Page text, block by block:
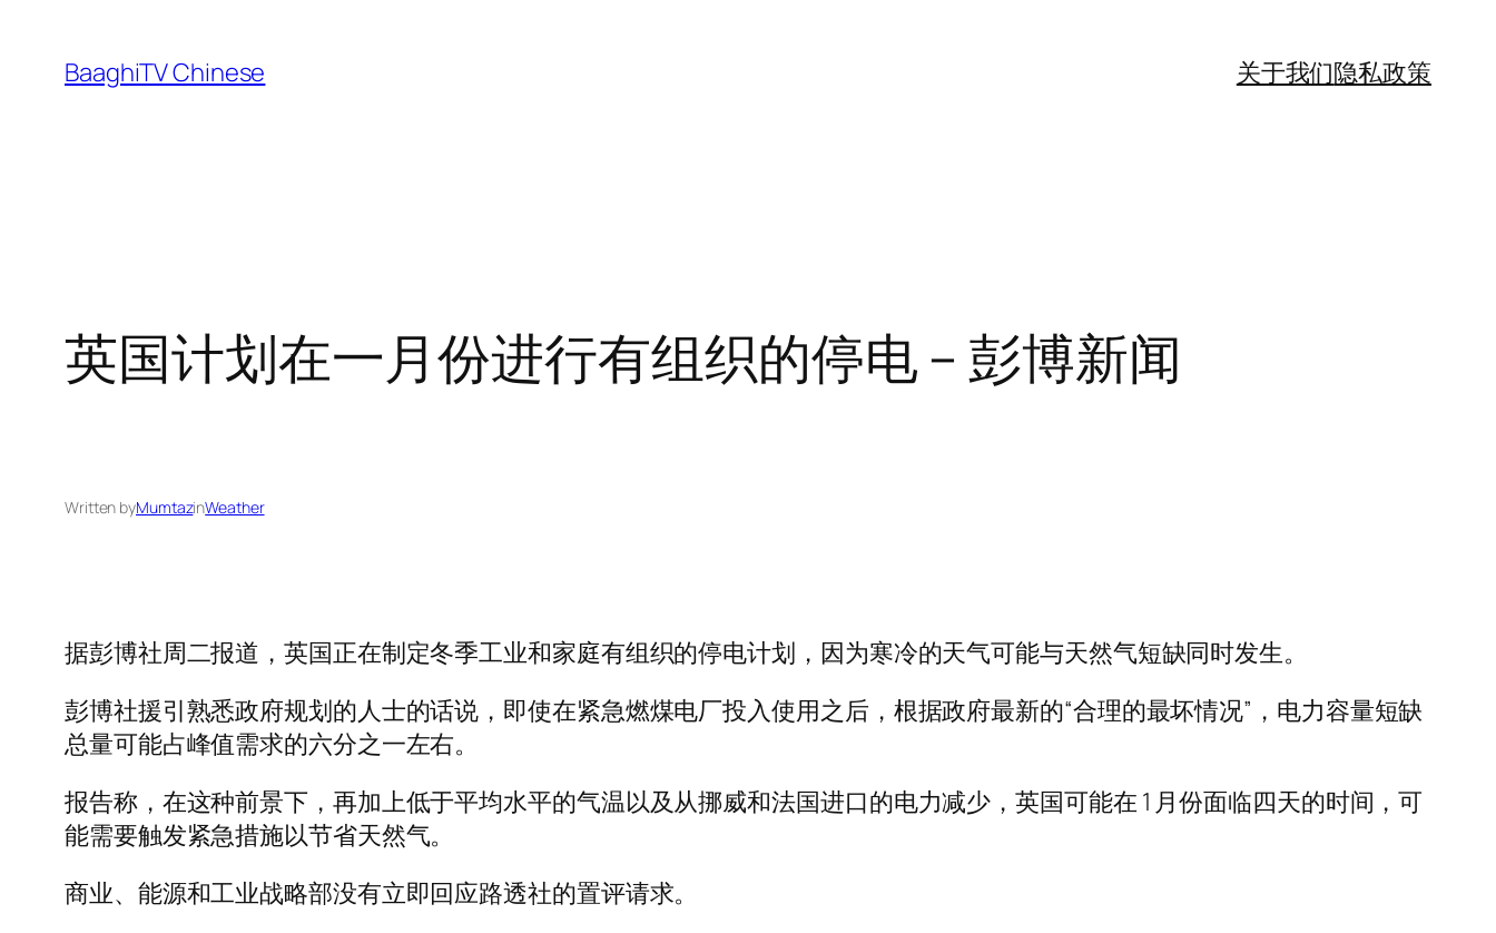
content
BaaghiTV Chinese 关于我们隐私政策
英国计划在一月份进行有组织的停电 – 彭博新闻
Written byMumtazinWeather
据彭博社周二报道，英国正在制定冬季工业和家庭有组织的停电计划，因为寒冷的天气可能与天然气短缺同时发生。
彭博社援引熟悉政府规划的人士的话说，即使在紧急燃煤电厂投入使用之后，根据政府最新的“合理的最坏情况”，电力容量短缺
总量可能占峰值需求的六分之一左右。
报告称，在这种前景下，再加上低于平均水平的气温以及从挪威和法国进口的电力减少，英国可能在 1 月份面临四天的时间，可
能需要触发紧急措施以节省天然气。
商业、能源和工业战略部没有立即回应路透社的置评请求。